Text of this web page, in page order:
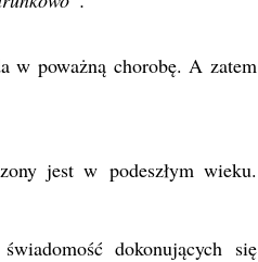
w poważną chorobę. A zatem
jest w podeszłym wieku.
dokonujących się